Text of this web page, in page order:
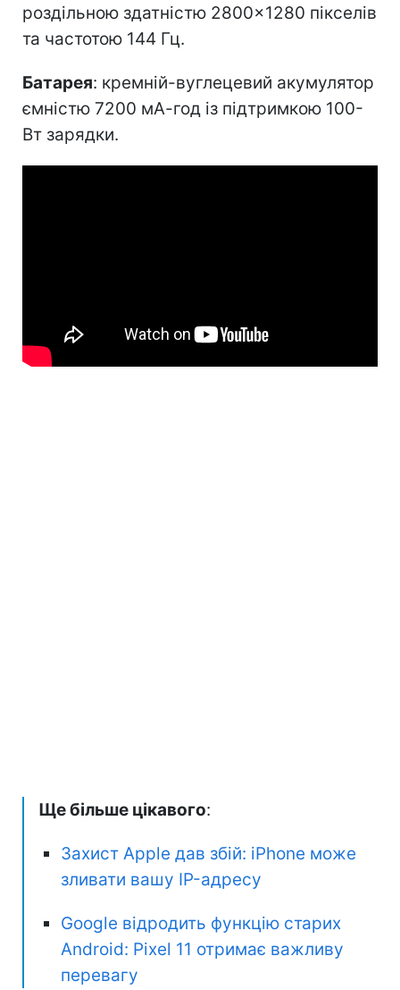
роздільною здатністю 2800×1280 пікселів
та частотою 144 Гц.
Батарея: кремній-вуглецевий акумулятор
ємністю 7200 мА-год із підтримкою 100-
Вт зарядки.
Ще більше цікавого:
Захист Apple дав збій: iPhone може
зливати вашу IP-адресу
Google відродить функцію старих
Android: Pixel 11 отримає важливу
перевагу